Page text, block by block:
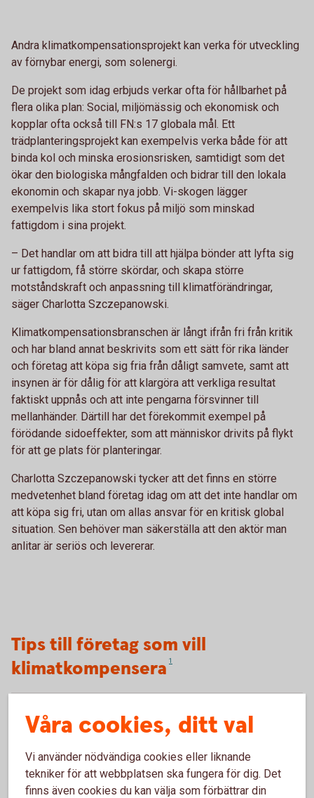
Andra klimatkompensationsprojekt kan verka för utveckling
av förnybar energi, som solenergi.
De projekt som idag erbjuds verkar ofta för hållbarhet på
flera olika plan: Social, miljömässig och ekonomisk och
kopplar ofta också till FN:s 17 globala mål. Ett
trädplanteringsprojekt kan exempelvis verka både för att
binda kol och minska erosionsrisken, samtidigt som det
ökar den biologiska mångfalden och bidrar till den lokala
ekonomin och skapar nya jobb. Vi-skogen lägger
exempelvis lika stort fokus på miljö som minskad
fattigdom i sina projekt.
– Det handlar om att bidra till att hjälpa bönder att lyfta sig
ur fattigdom, få större skördar, och skapa större
motståndskraft och anpassning till klimatförändringar,
säger Charlotta Szczepanowski.
Klimatkompensationsbranschen är långt ifrån fri från kritik
och har bland annat beskrivits som ett sätt för rika länder
och företag att köpa sig fria från dåligt samvete, samt att
insynen är för dålig för att klargöra att verkliga resultat
faktiskt uppnås och att inte pengarna försvinner till
mellanhänder. Därtill har det förekommit exempel på
förödande sidoeffekter, som att människor drivits på flykt
för att ge plats för planteringar.
Charlotta Szczepanowski tycker att det finns en större
medvetenhet bland företag idag om att det inte handlar om
att köpa sig fri, utan om allas ansvar för en kritisk global
situation. Sen behöver man säkerställa att den aktör man
anlitar är seriös och levererar.
Tips till företag som vill
klimatkompensera 1
1 Källa: Vi skogen och Naturskyddsföreningen
Analysera vad som driver era utsläpp och gör
Våra cookies, ditt val
Vi använder nödvändiga cookies eller liknande
tekniker för att webbplatsen ska fungera för dig. Det
finns även cookies du kan välja som förbättrar din